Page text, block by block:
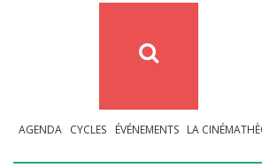
AGENDA CYCLES ÉVÉNEMENTS LA